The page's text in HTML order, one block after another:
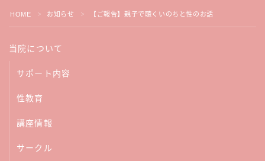
HOME ＞ お知らせ ＞ 【ご報告】親子で聴くいのちと性のお話
当院について
サポート内容
性教育
講座情報
サークル